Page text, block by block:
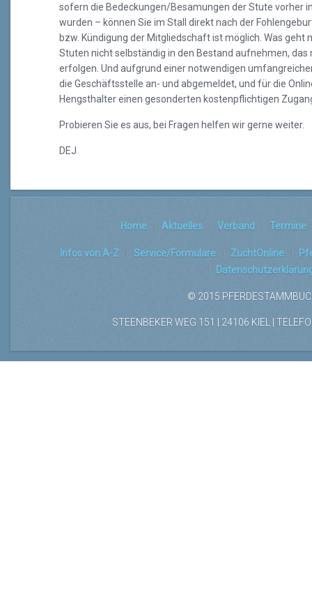
sofern die Bedeckungen/Besamungen der Stute vorher
wurden – können Sie im Stall direkt nach der
bzw. Kündigung der Mitgliedschaft ist möglich. Was geht
Stuten nicht selbständig in den Bestand aufnehmen,
erfolgen. Und aufgrund einer notwendigen
die Geschäftsstelle an- und abgemeldet, und für die
Hengsthalter einen gesonderten kostenpflichtigen
Probieren Sie es aus, bei Fragen helfen wir gerne weiter.
DEJ
Home Aktuelles Verband Termine
Infos von A-Z Service/Formulare ZuchtOnline
© 2015
STEENBEKER WEG 151 | 24106 KIEL |